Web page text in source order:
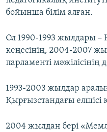
бойынша білім алған.
Ол 1990-1993 жылдары –
кеңесінің, 2004-2007
парламенті мәжілісінің
1993-2003 жылдар
Қырғызстандағы елшісі
2004 жылдан бері